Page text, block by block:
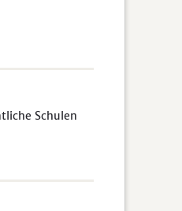
Schulen